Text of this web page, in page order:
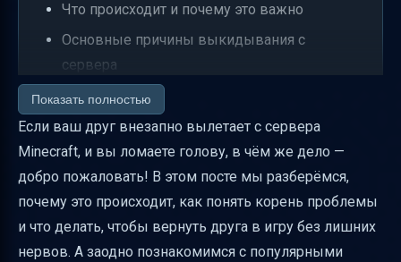
Что происходит и почему это важно
Основные причины выкидывания с
сервера
Как собрать данные для диагностики
Практический пример: баг с
выкидыванием в сборке MystMag
Кратко о популярных сборках и их
особенностях
Как правильно скачать и установить сборки
Показать полностью
Если ваш друг внезапно вылетает с сервера
Minecraft, и вы ломаете голову, в чём же дело —
добро пожаловать! В этом посте мы разберёмся,
почему это происходит, как понять корень проблемы
и что делать, чтобы вернуть друга в игру без лишних
нервов. А заодно познакомимся с популярными